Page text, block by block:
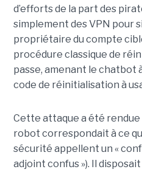
d’efforts de la part des
simplement des VPN pour
propriétaire du compte
procédure classique de
passe, amenant le chatbot
code de réinitialisation à
Cette attaque a été rendue
robot correspondait à ce
sécurité appellent un «
adjoint confus »). Il